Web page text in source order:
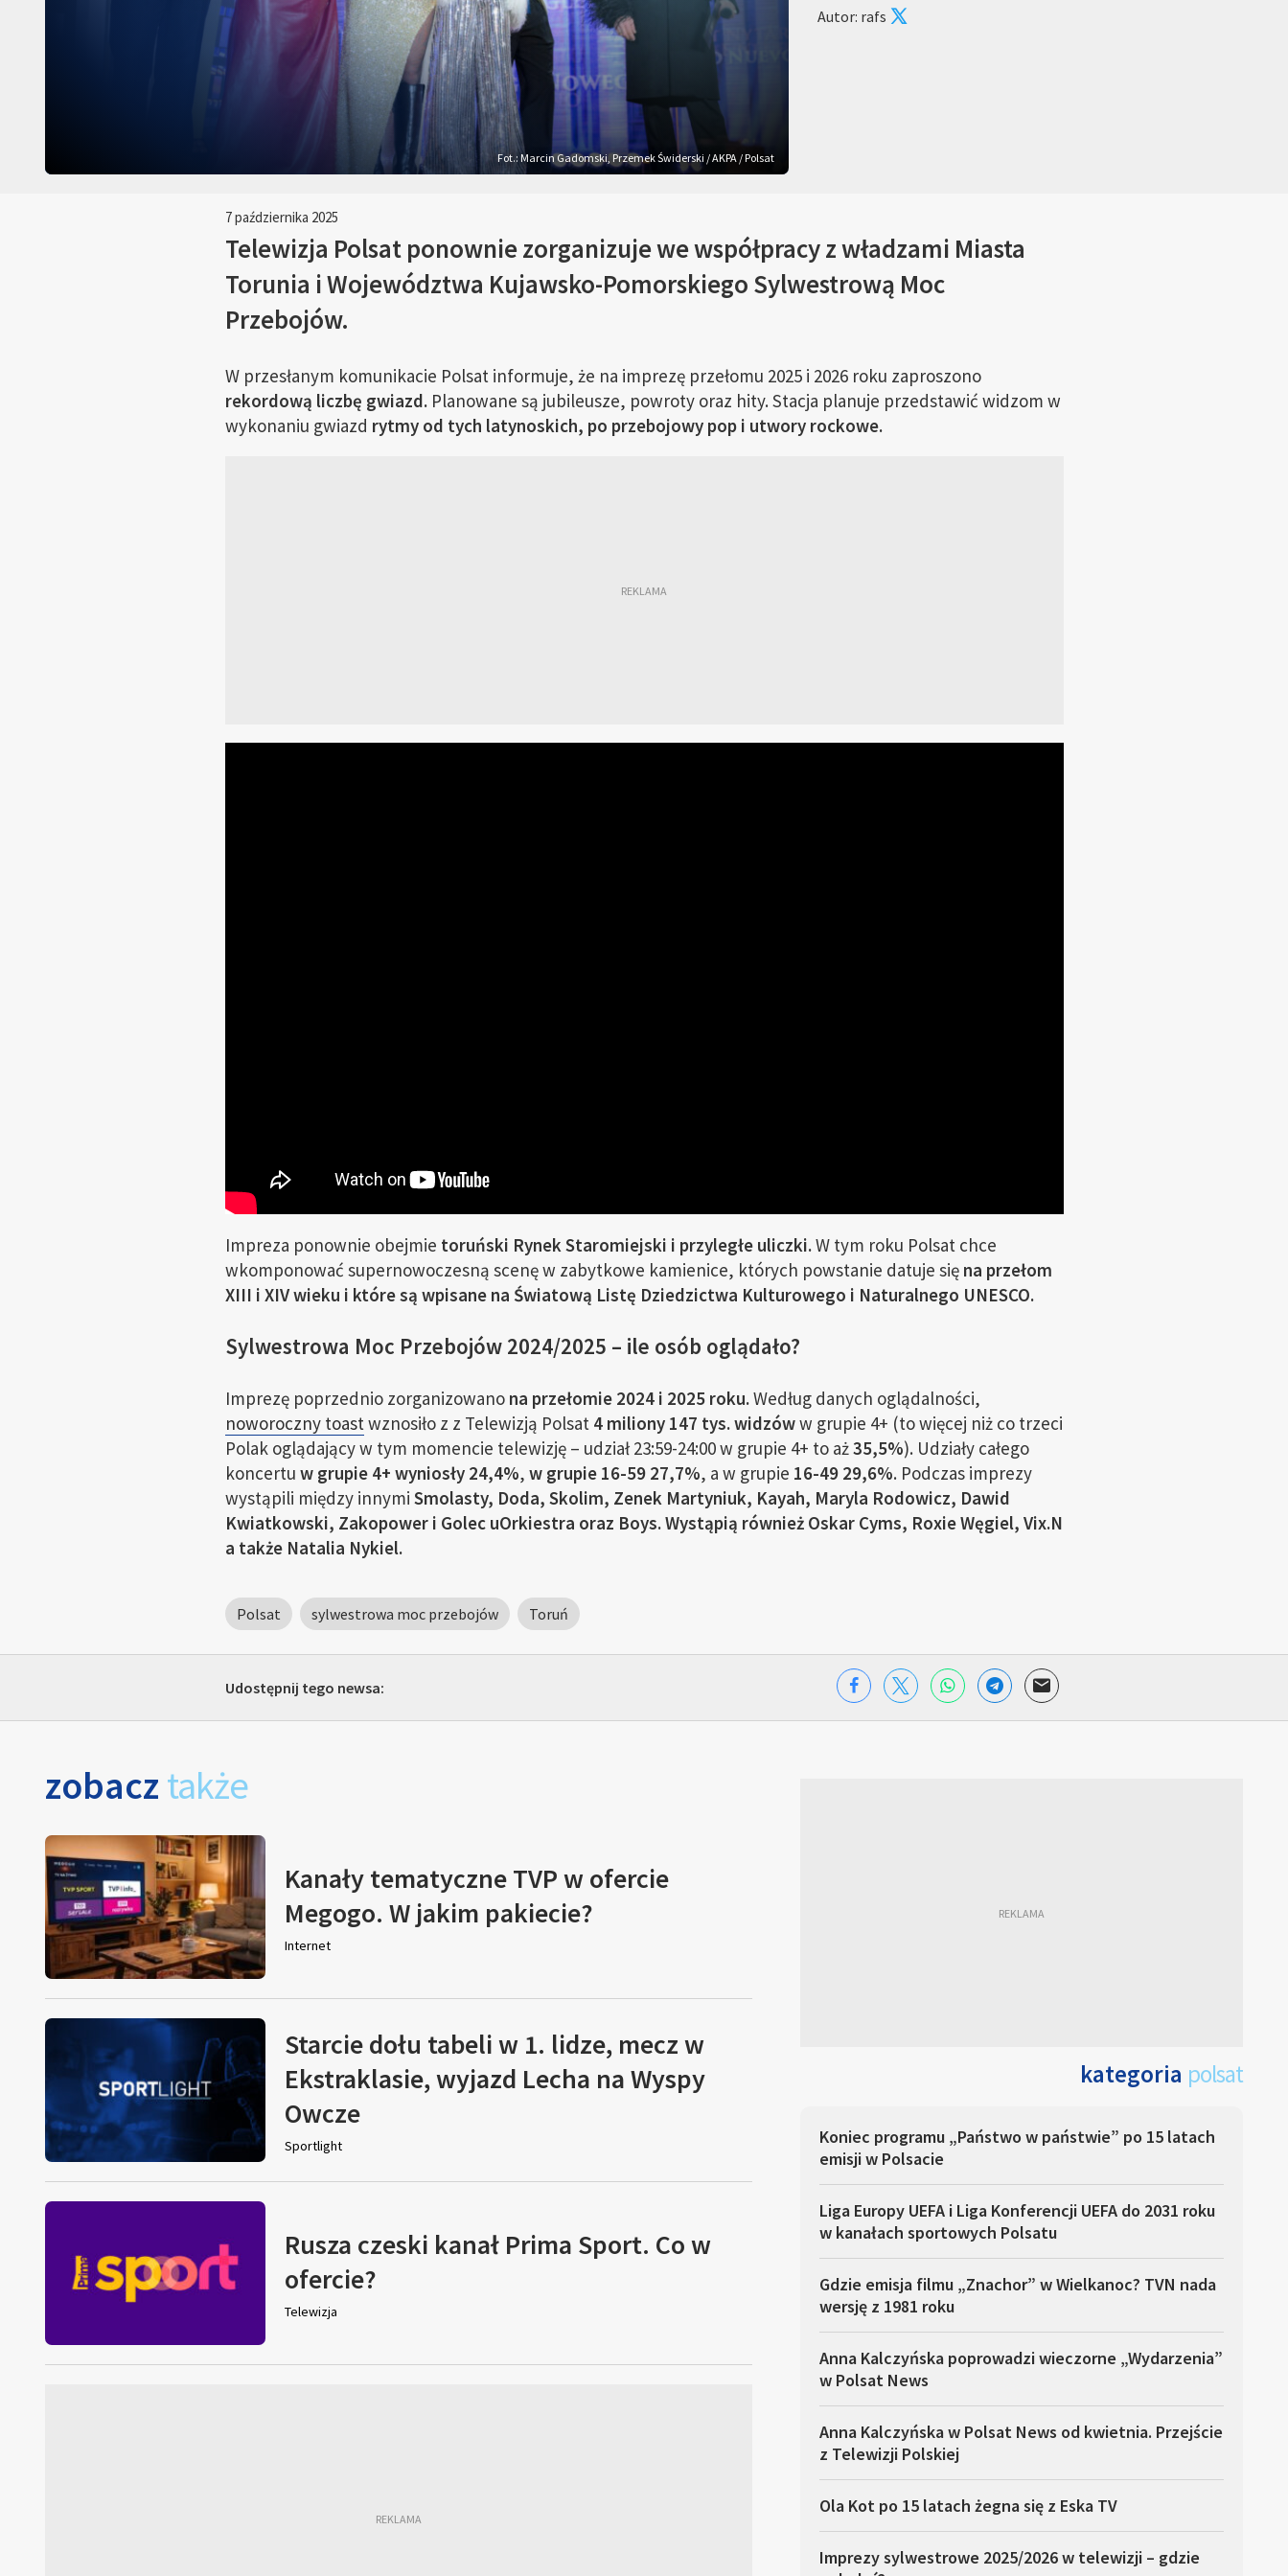
Autor: rafs
Fot.: Marcin Gadomski, Przemek Świderski / AKPA / Polsat
7 października 2025
Telewizja Polsat ponownie zorganizuje we współpracy z władzami Miasta
Torunia i Województwa Kujawsko-Pomorskiego Sylwestrową Moc
Przebojów.
W przesłanym komunikacie Polsat informuje, że na imprezę przełomu 2025 i 2026 roku zaproszono
rekordową liczbę gwiazd.Planowane są jubileusze, powroty oraz hity. Stacja planuje przedstawić widzom w
wykonaniu gwiazd rytmy od tych latynoskich, po przebojowy pop i utwory rockowe.
Impreza ponownie obejmie toruński Rynek Staromiejski i przyległe uliczki.W tym roku Polsat chce
wkomponować supernowoczesną scenę w zabytkowe kamienice, których powstanie datuje sięna przełom
XIII i XIV wieku i które są wpisane na Światową Listę Dziedzictwa Kulturowego i Naturalnego UNESCO.
Sylwestrowa Moc Przebojów 2024/2025 – ile osób oglądało?
Imprezę poprzednio zorganizowano na przełomie 2024 i 2025 roku.Według danych oglądalności,
noworoczny toastwznosiło z z Telewizją Polsat 4 miliony 147 tys. widzóww grupie 4+ (to więcej niż co trzeci
Polak oglądający w tym momencie telewizję – udział 23:59-24:00 w grupie 4+ to aż35,5%). Udziały całego
koncertu w grupie 4+ wyniosły 24,4%, w grupie 16-59 27,7%, a w grupie 16-49 29,6%. Podczas imprezy
wystąpili między innymi Smolasty, Doda, Skolim, Zenek Martyniuk, Kayah, Maryla Rodowicz, Dawid
Kwiatkowski, Zakopower i Golec uOrkiestra oraz Boys. Wystąpią również Oskar Cyms, Roxie Węgiel, Vix.N
a także Natalia Nykiel.
Polsat sylwestrowa moc przebojów Toruń
Udostępnij tego newsa:
zobacz także
Kanały tematyczne TVP w ofercie
Megogo. W jakim pakiecie?
Internet
Starcie dołu tabeli w 1. lidze, mecz w
Ekstraklasie, wyjazd Lecha na Wyspy
Owcze
Sportlight
Rusza czeski kanał Prima Sport. Co w
ofercie?
Telewizja
kategoria polsat
Koniec programu „Państwo w państwie” po 15 latach
emisji w Polsacie
Liga Europy UEFA i Liga Konferencji UEFA do 2031 roku
w kanałach sportowych Polsatu
Gdzie emisja filmu „Znachor” w Wielkanoc? TVN nada
wersję z 1981 roku
Anna Kalczyńska poprowadzi wieczorne „Wydarzenia”
w Polsat News
Anna Kalczyńska w Polsat News od kwietnia. Przejście
z Telewizji Polskiej
Ola Kot po 15 latach żegna się z Eska TV
Imprezy sylwestrowe 2025/2026 w telewizji – gdzie